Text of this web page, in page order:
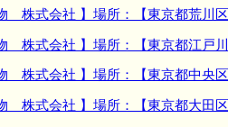
株式会社 】場所：【東京都荒川
株式会社 】場所：【東京都江戸
株式会社 】場所：【東京都中央
株式会社 】場所：【東京都大田